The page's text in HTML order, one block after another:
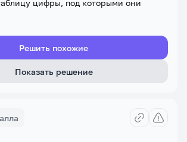
цифры, под которыми они
Показать решение
Решить похожие